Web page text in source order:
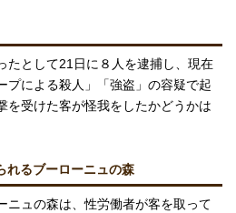
たとして21日に８人を逮捕し、現在
プによる殺人」「強盗」の容疑で起
を受けた客が怪我をしたかどうかは
れるブーローニュの森
ニュの森は、性労働者が客を取って